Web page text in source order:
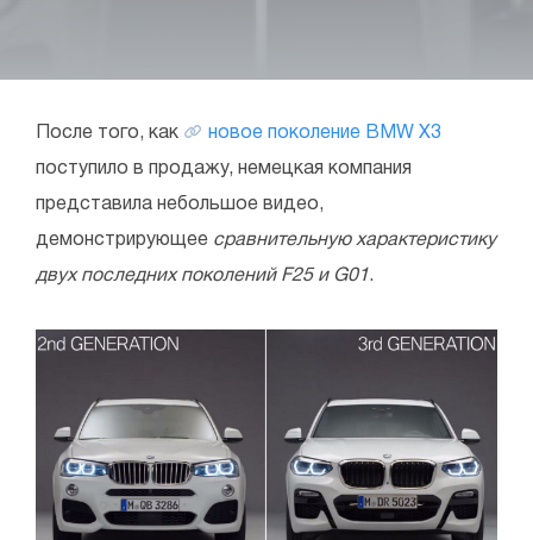
После того, как новое поколение BMW X3
поступило в продажу, немецкая компания
представила небольшое видео,
демонстрирующее сравнительную характеристику
двух последних поколений F25 и G01.